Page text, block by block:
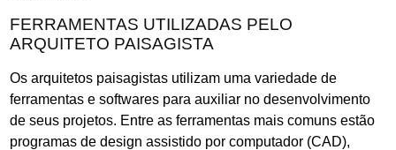
FERRAMENTAS UTILIZADAS PELO
ARQUITETO PAISAGISTA
Os arquitetos paisagistas utilizam uma variedade de
ferramentas e softwares para auxiliar no desenvolvimento
de seus projetos. Entre as ferramentas mais comuns estão
programas de design assistido por computador (CAD),